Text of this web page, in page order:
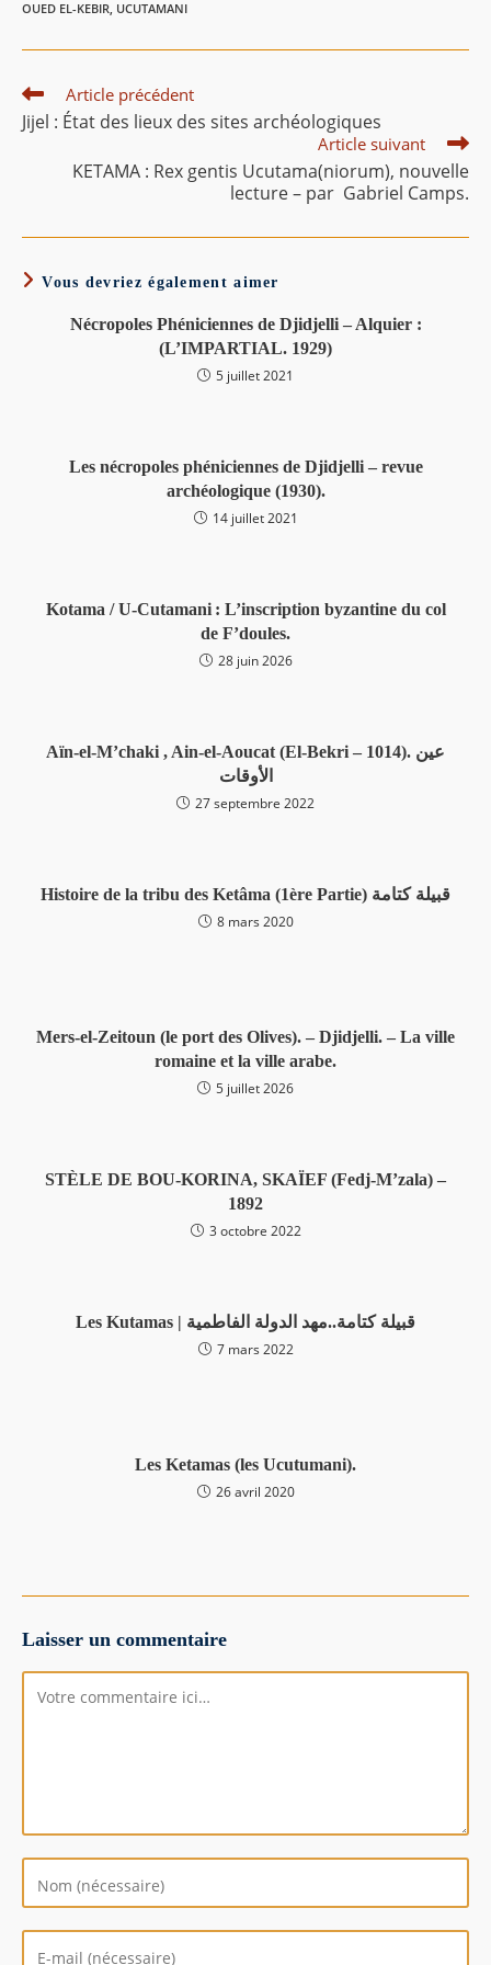
OUED EL-KEBIR UCUTAMANI
Read
more
articles
Article précédent
Jijel : État des lieux des sites archéologiques
Article suivant
KETAMA : Rex gentis Ucutama(niorum), nouvelle
lecture – par Gabriel Camps.
Vous devriez également aimer
Nécropoles Phéniciennes de Djidjelli – Alquier :
(L’IMPARTIAL. 1929)
5 juillet 2021
Les nécropoles phéniciennes de Djidjelli – revue
archéologique (1930).
14 juillet 2021
Kotama / U-Cutamani : L’inscription byzantine du col
de F’doules.
28 juin 2026
Aïn-el-M’chaki , Ain-el-Aoucat (El-Bekri – 1014). عين
الأوقات
27 septembre 2022
Histoire de la tribu des Ketâma (1ère Partie) قبيلة كتامة
8 mars 2020
Mers-el-Zeitoun (le port des Olives). – Djidjelli. – La ville
romaine et la ville arabe.
5 juillet 2026
STÈLE DE BOU-KORINA, SKAÏEF (Fedj-M’zala) –
1892
3 octobre 2022
Les Kutamas | قبيلة كتامة..مهد الدولة الفاطمية
7 mars 2022
Les Ketamas (les Ucutumani).
26 avril 2020
Laisser un commentaire
Comment
Enter
your
name
Enter
your